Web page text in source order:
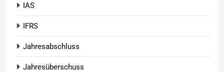
IAS
IFRS
Jahresabschluss
Jahresüberschuss